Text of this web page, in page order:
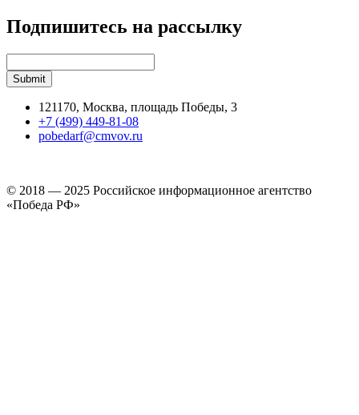
Подпишитесь на рассылку
121170, Москва, площадь Победы, 3
+7 (499) 449-81-08
pobedarf@cmvov.ru
© 2018 — 2025 Российское информационное агентство
«Победа РФ»